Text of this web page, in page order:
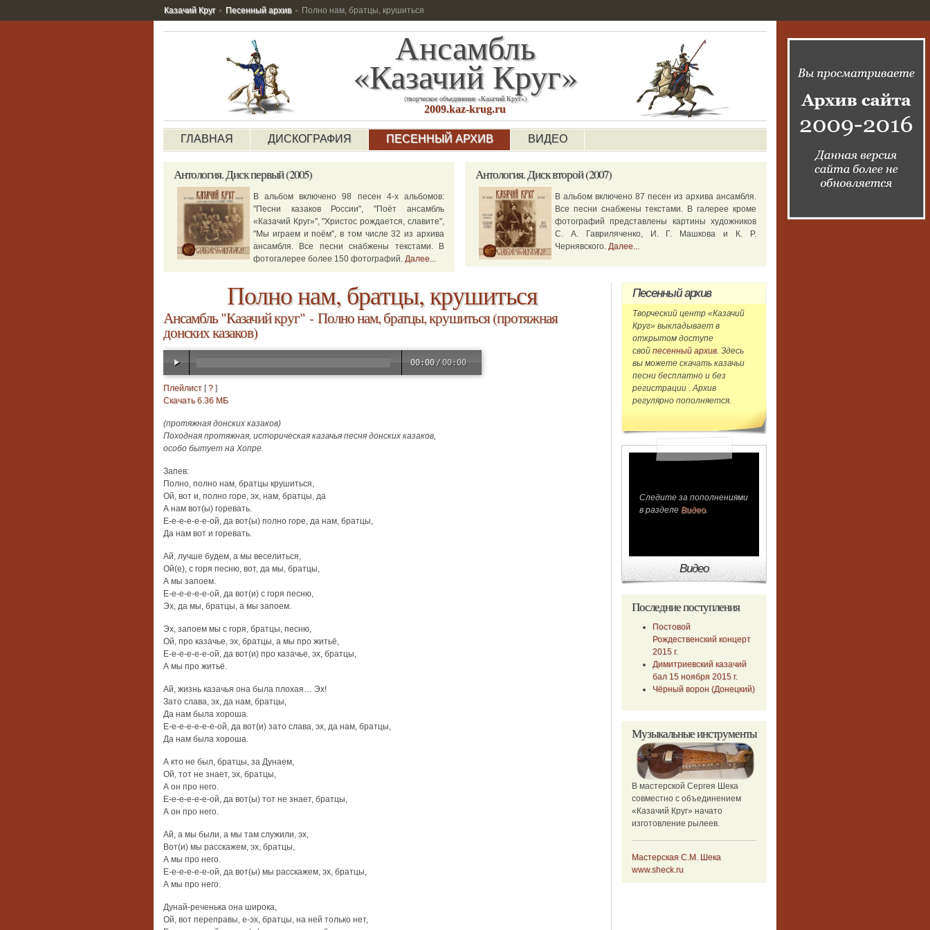
Казачий Круг Песенный архив Полно нам, братцы, крушиться
Ансамбль
«Казачий Круг»
(творческое объединение «Казачий Круг»)
2009.kaz-krug.ru
ГЛАВНАЯ ДИСКОГРАФИЯ ПЕСЕННЫЙ АРХИВ ВИДЕО
Антология.Диск первый (2005)
В альбом включено 98 песен 4-х альбомов:
"Песни казаков России", "Поёт ансамбль
«Казачий Круг»", "Христос рождается, славите",
"Мы играем и поём", в том числе 32 из архива
ансамбля. Все песни снабжены текстами. В
фотогалерее более 150 фотографий. Далее...
Антология.Диск второй (2007)
В альбом включено 87 песен из архива ансамбля.
Все песни снабжены текстами. В галерее кроме
фотографий представлены картины художников
С. А. Гавриляченко, И. Г. Машкова и К. Р.
Чернявского. Далее...
Песенныйархив
Творческий центр «Казачий
Круг» выкладывает в
открытом доступе
свой песенный архив. Здесь
вы можете скачать казачьи
песни бесплатно и без
регистрации . Архив
регулярно пополняется.
Следите за пополнениями
в разделе Видео.
Видео
Последниепоступления
Постовой
Рождественский концерт
2015 г.
Димитриевский казачий
бал 15 ноября 2015 г.
Чёрный ворон (Донецкий)
Музыкальныеинструменты
В мастерской Сергея Шека
совместно с объединением
«Казачий Круг» начато
изготовление рылеев.
Мастерская С.М. Шека
www.sheck.ru
Полно нам, братцы, крушиться
Ансамбль "Казачий круг" - Полно нам, братцы, крушиться (протяжная
донских казаков)
00:00 /00:00
Плейлист [? ]
Скачать 6.36 МБ
(протяжная донских казаков)
Походная протяжная, историческая казачья песня донских казаков,
особо бытует на Хопре.
Запев:
Полно, полно нам, братцы крушиться,
Ой, вот и, полно горе, эх, нам, братцы, да
А нам вот(ы) горевать.
Е-е-е-е-е-е-ой, да вот(ы) полно горе, да нам, братцы,
Да нам вот и горевать.
Ай, лучше будем, а мы веселиться,
Ой(е), с горя песню, вот, да мы, братцы,
А мы запоем.
Е-е-е-е-е-е-ой, да вот(и) с горя песню,
Эх, да мы, братцы, а мы запоем.
Эх, запоем мы с горя, братцы, песню,
Ой, про казачье, эх, братцы, а мы про житьё,
Е-е-е-е-е-е-ой, да вот(и) про казачье, эх, братцы,
А мы про житьё.
Ай, жизнь казачья она была плохая… Эх!
Зато слава, эх, да нам, братцы,
Да нам была хороша.
Е-е-е-е-е-е-е-ой, да вот(и) зато слава, эх, да нам, братцы,
Да нам была хороша.
А кто не был, братцы, за Дунаем,
Ой, тот не знает, эх, братцы,
А он про него.
Е-е-е-е-е-е-ой, да вот(ы) тот не знает, братцы,
А он про него.
Ай, а мы были, а мы там служили, эх,
Вот(и) мы расскажем, эх, братцы,
А мы про него.
Е-е-е-е-е-е-ой, да вот(ы) мы расскажем, эх, братцы,
А мы про него.
Дунай-реченька она широка,
Ой, вот переправы, е-эх, братцы, на ней только нет,